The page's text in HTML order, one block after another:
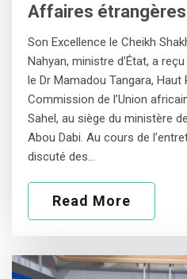
Affaires étrangères
Son Excellence le Cheikh
Nahyan, ministre d’État, a
le Dr Mamadou Tangara, Haut
Commission de l’Union
Sahel, au siège du ministère
Abou Dabi. Au cours de
discuté des…
Read More